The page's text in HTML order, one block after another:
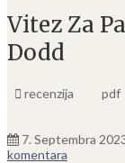
Vitez Za
Dodd
recenzija pdf
7. Septembra
komentara